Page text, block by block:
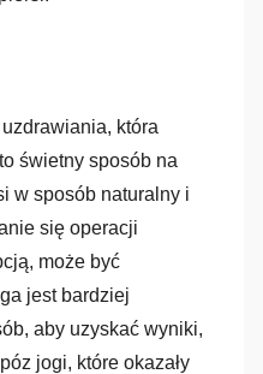
która
świetny sposób na
w sposób naturalny i
się operacji
może być
jest bardziej
aby uzyskać wyniki,
jogi, które okazały